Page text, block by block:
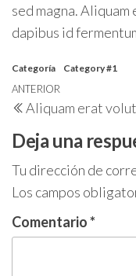
sed magna.
dapibus id
Categoría Category #1
Navegación
de
entradas
Entrada
anterior
ANTERIOR
Aliquam erat
Deja una
Tu dirección de
Los campos
Comentario*